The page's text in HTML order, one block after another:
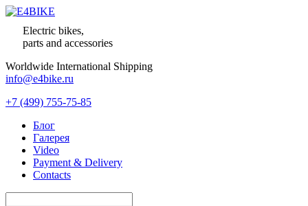
Electric bikes,
parts and accessories
Worldwide International Shipping
info@e4bike.ru
+7 (499) 755-75-85
Блог
Галерея
Video
Payment & Delivery
Contacts